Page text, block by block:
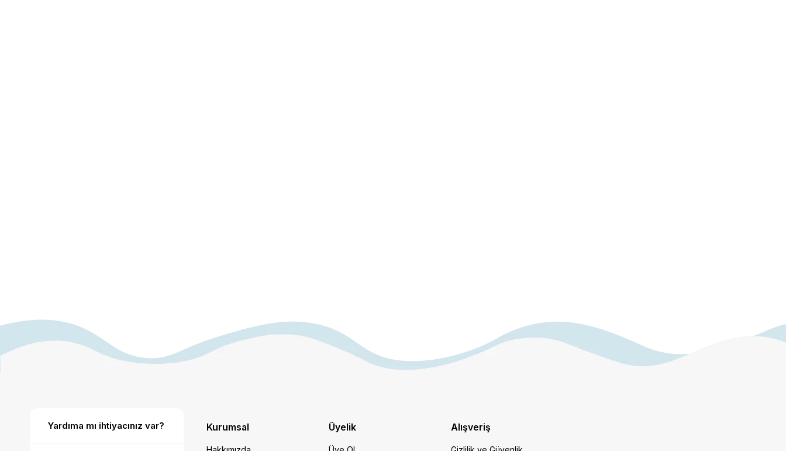
Yardıma mı ihtiyacınız var? Kurumsal Üyelik Alışveriş